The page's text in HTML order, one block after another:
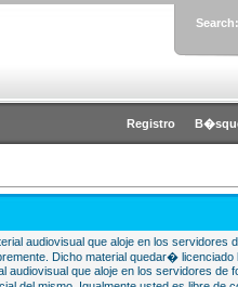
Search:
Registro
audiovisual que aloje en los servidores
Dicho material quedar�
audiovisual que aloje en los servidores de